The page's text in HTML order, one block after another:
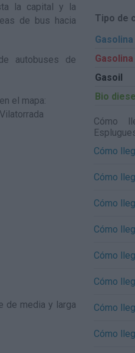
la capital y la
de bus hacia
autobuses de
el mapa:
de media y larga
Tipo de
Gasolina
Gasolina
Gasoil
Bio
Cómo
Cómo
Cómo
Cómo
Cómo
Cómo
Cómo
Cómo
Cómo